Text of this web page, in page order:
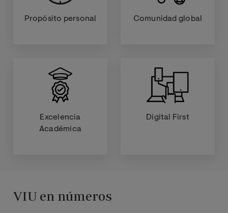
Propósito personal Comunidad global
Excelencia
Académica
Digital First
VIU en números